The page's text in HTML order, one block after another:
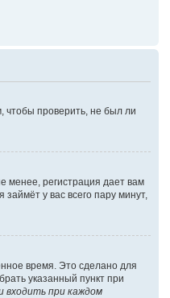
чтобы проверить, не был ли
менее, регистрация дает вам
у вас всего пару минут,
время. Это сделано для
указанный пункт при
входить при каждом